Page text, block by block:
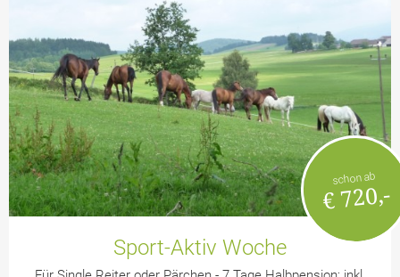
schon ab
€ 720,-
Sport-Aktiv Woche